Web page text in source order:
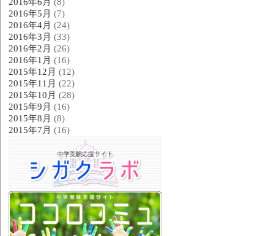
2016年5月 (7)
2016年4月 (24)
2016年3月 (33)
2016年2月 (26)
2016年1月 (16)
2015年12月 (12)
2015年11月 (22)
2015年10月 (28)
2015年9月 (16)
2015年8月 (8)
2015年7月 (16)